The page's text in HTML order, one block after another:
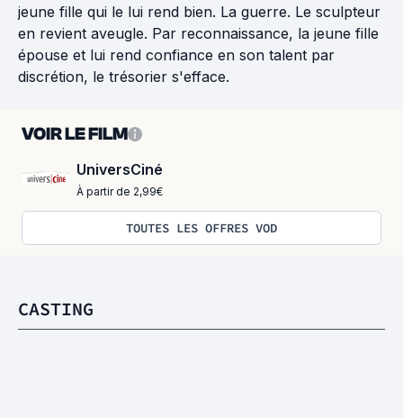
jeune fille qui le lui rend bien. La guerre. Le sculpteur
en revient aveugle. Par reconnaissance, la jeune fille
épouse et lui rend confiance en son talent par
discrétion, le trésorier s'efface.
VOIR LE FILM
UniversCiné
À partir de 2,99€
TOUTES LES OFFRES VOD
CASTING